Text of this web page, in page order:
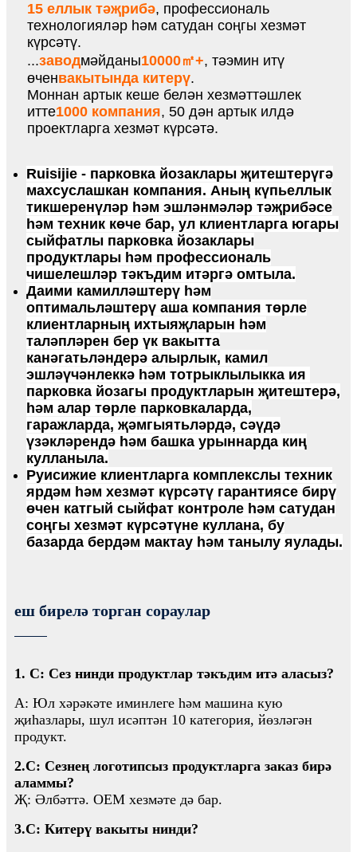
15 еллык тәҗрибә, профессиональ
технологияләр һәм сатудан соңгы хезмәт
күрсәтү.
...заводмәйданы10000㎡+, тәэмин итү
өченвакытында китерү.
Моннан артык кеше белән хезмәттәшлек
итте1000 компания, 50 дән артык илдә
проектларга хезмәт күрсәтә.
Ruisijie - парковка йозаклары җитештерүгә
махсуслашкан компания. Аның күпьеллык
тикшеренүләр һәм эшләнмәләр тәҗрибәсе
һәм техник көче бар, ул клиентларга югары
сыйфатлы парковка йозаклары
продуктлары һәм профессиональ
чишелешләр тәкъдим итәргә омтыла.
Даими камилләштерү һәм
оптимальләштерү аша компания төрле
клиентларның ихтыяҗларын һәм
таләпләрен бер үк вакытта
канәгатьләндерә алырлык, камил
эшләүчәнлеккә һәм тотрыклылыкка ия ​​
парковка йозагы продуктларын җитештерә,
һәм алар төрле парковкаларда,
гаражларда, җәмгыятьләрдә, сәүдә
үзәкләрендә һәм башка урыннарда киң
кулланыла.
Руисижие клиентларга комплекслы техник
ярдәм һәм хезмәт күрсәтү гарантиясе бирү
өчен катгый сыйфат контроле һәм сатудан
соңгы хезмәт күрсәтүне куллана, бу
базарда бердәм мактау һәм танылу яулады.
еш бирелә торган сораулар
1. С: Сез нинди продуктлар тәкъдим итә аласыз?
A: Юл хәрәкәте иминлеге һәм машина кую
җиһазлары, шул исәптән 10 категория, йөзләгән
продукт.
2.С: Сезнең логотипсыз продуктларга заказ бирә
аламмы?
Җ: Әлбәттә. OEM хезмәте дә бар.
3.С: Китерү вакыты нинди?